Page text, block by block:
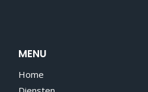
MENU
Home